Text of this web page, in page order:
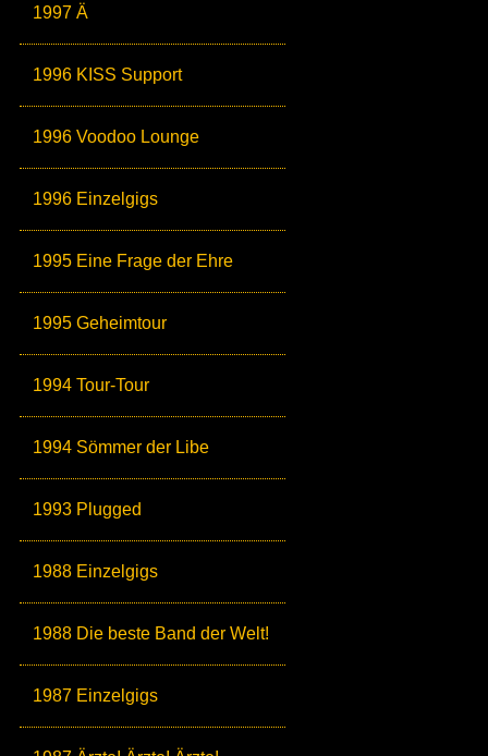
1997 Ä
1996 KISS Support
1996 Voodoo Lounge
1996 Einzelgigs
1995 Eine Frage der Ehre
1995 Geheimtour
1994 Tour-Tour
1994 Sömmer der Libe
1993 Plugged
1988 Einzelgigs
1988 Die beste Band der Welt!
1987 Einzelgigs